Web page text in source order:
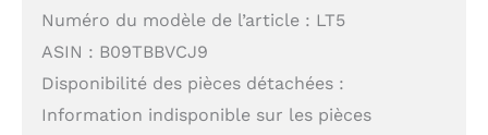
Numéro du modèle de l’article : LT5
ASIN : B09TBBVCJ9
Disponibilité des pièces détachées :
Information indisponible sur les pièces